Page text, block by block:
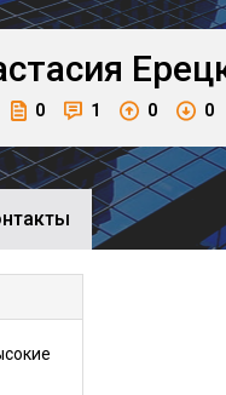
0 1 0 0